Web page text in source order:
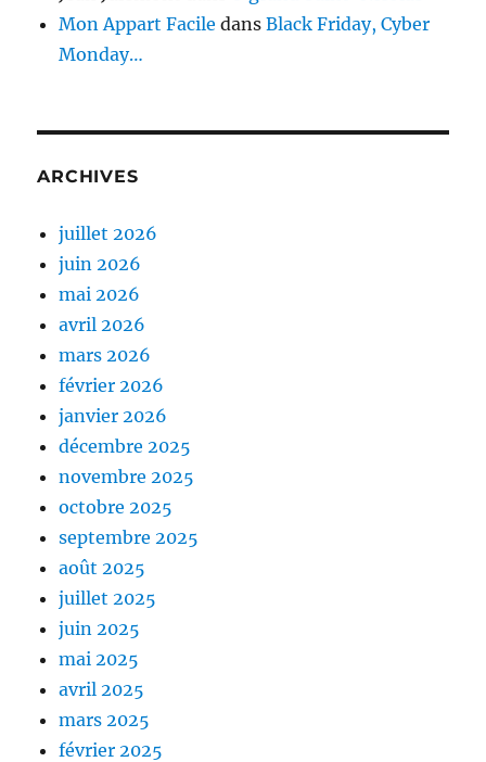
Mon Appart Facile dansBlack Friday, Cyber
Monday…
ARCHIVES
juillet 2026
juin 2026
mai 2026
avril 2026
mars 2026
février 2026
janvier 2026
décembre 2025
novembre 2025
octobre 2025
septembre 2025
août 2025
juillet 2025
juin 2025
mai 2025
avril 2025
mars 2025
février 2025